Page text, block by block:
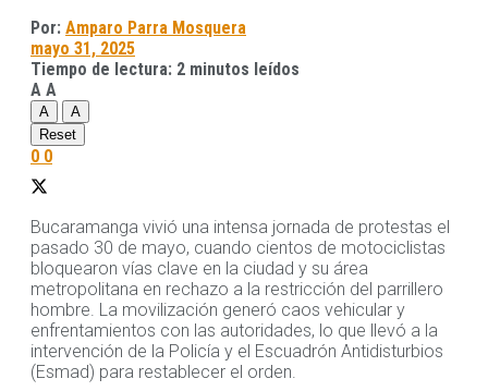
Por: Amparo Parra Mosquera
mayo 31, 2025
Tiempo de lectura: 2 minutos leídos
A A
A
A
Reset
0 0
Bucaramanga vivió una intensa jornada de protestas el
pasado 30 de mayo, cuando cientos de motociclistas
bloquearon vías clave en la ciudad y su área
metropolitana en rechazo a la restricción del parrillero
hombre. La movilización generó caos vehicular y
enfrentamientos con las autoridades, lo que llevó a la
intervención de la Policía y el Escuadrón Antidisturbios
(Esmad) para restablecer el orden.